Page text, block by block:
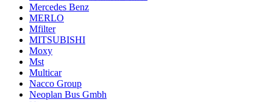
Mercedes Benz
MERLO
Mfilter
MITSUBISHI
Moxy
Mst
Multicar
Nacco Group
Neoplan Bus Gmbh